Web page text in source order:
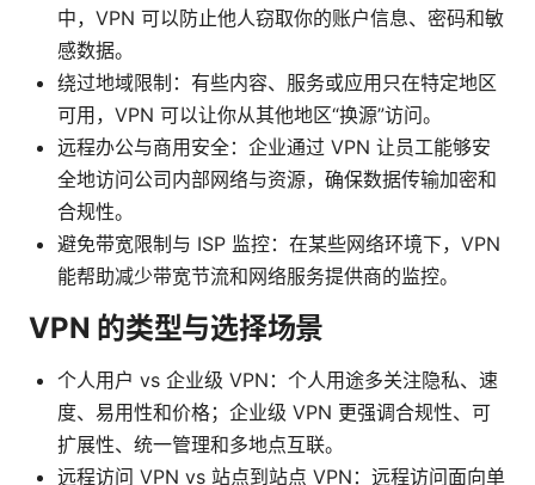
中，VPN 可以防止他人窃取你的账户信息、密码和敏
感数据。
绕过地域限制：有些内容、服务或应用只在特定地区
可用，VPN 可以让你从其他地区“换源”访问。
远程办公与商用安全：企业通过 VPN 让员工能够安
全地访问公司内部网络与资源，确保数据传输加密和
合规性。
避免带宽限制与 ISP 监控：在某些网络环境下，VPN
能帮助减少带宽节流和网络服务提供商的监控。
VPN 的类型与选择场景
个人用户 vs 企业级 VPN：个人用途多关注隐私、速
度、易用性和价格；企业级 VPN 更强调合规性、可
扩展性、统一管理和多地点互联。
远程访问 VPN vs 站点到站点 VPN：远程访问面向单